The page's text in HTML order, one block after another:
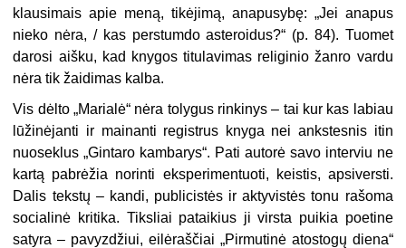
klausimais apie meną, tikėjimą, anapusybę: „Jei anapus
nieko nėra, / kas perstumdo asteroidus?“ (p. 84). Tuomet
darosi aišku, kad knygos titulavimas religinio žanro vardu
nėra tik žaidimas kalba.
Vis dėlto „Marialė“ nėra tolygus rinkinys – tai kur kas labiau
lūžinėjanti ir mainanti registrus knyga nei ankstesnis itin
nuoseklus „Gintaro kambarys“. Pati autorė savo interviu ne
kartą pabrėžia norinti eksperimentuoti, keistis, apsiversti.
Dalis tekstų – kandi, publicistės ir aktyvistės tonu rašoma
socialinė kritika. Tiksliai pataikius ji virsta puikia poetine
satyra – pavyzdžiui, eilėraščiai „Pirmutinė atostogų diena“